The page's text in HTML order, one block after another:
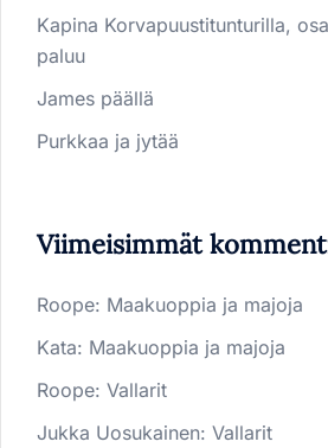
Kapina Korvapuustitunturilla,
paluu
James päällä
Purkkaa ja jytää
Viimeisimmät
Roope: Maakuoppia ja majoja
Kata: Maakuoppia ja majoja
Roope: Vallarit
Jukka Uosukainen: Vallarit